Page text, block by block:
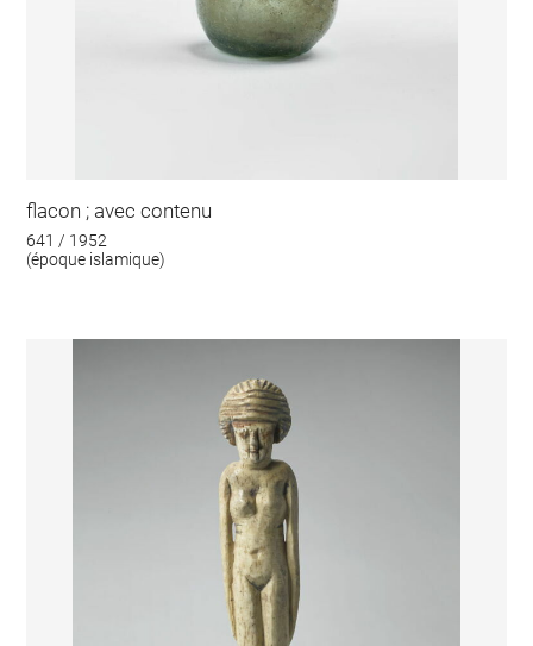
flacon ; avec contenu
641 / 1952
(époque islamique)